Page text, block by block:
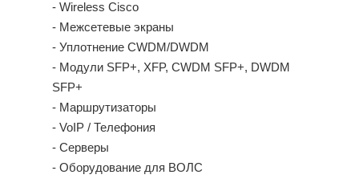
- Wireless Cisco
- Межсетевые экраны
- Уплотнение CWDM/DWDM
- Модули SFP+, XFP, CWDM SFP+, DWDM
SFP+
- Маршрутизаторы
- VoIP / Телефония
- Серверы
- Оборудование для ВОЛC